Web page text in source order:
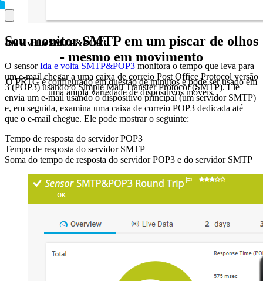
Ida e volta SMTP&POP3
O sensorIda e volta SMTP&POP3 monitora o tempo que leva para
um e-mail chegar a uma caixa de correio Post Office Protocol versão
3 (POP3) usando o Simple Mail Transfer Protocol (SMTP). Ele
envia um e-mail usando o dispositivo principal (um servidor SMTP)
e, em seguida, examina uma caixa de correio POP3 dedicada até
que o e-mail chegue. Ele pode mostrar o seguinte:
Tempo de resposta do servidor POP3
Tempo de resposta do servidor SMTP
Soma do tempo de resposta do servidor POP3 e do servidor SMTP
Seu monitor SMTP em um piscar de olhos
- mesmo em movimento
O PRTG é configurado em questão de minutos e pode ser usado em
uma ampla variedade de dispositivos móveis.